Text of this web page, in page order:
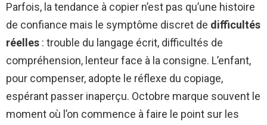
Parfois, la tendance à copier n’est pas qu’une histoire
de confiance mais le symptôme discret de difficultés
réelles : trouble du langage écrit, difficultés de
compréhension, lenteur face à la consigne. L’enfant,
pour compenser, adopte le réflexe du copiage,
espérant passer inaperçu. Octobre marque souvent le
moment où l’on commence à faire le point sur les